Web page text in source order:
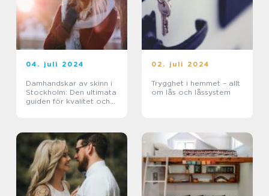
04. juli 2024
Damhandskar av skinn i
Stockholm: Den ultimata
guiden för kvalitet och
02. juli 2024
Trygghet i hemmet – allt
om lås och låssystem